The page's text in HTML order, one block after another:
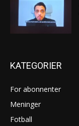
KATEGORIER
For abonnenter
Meninger
Fotball